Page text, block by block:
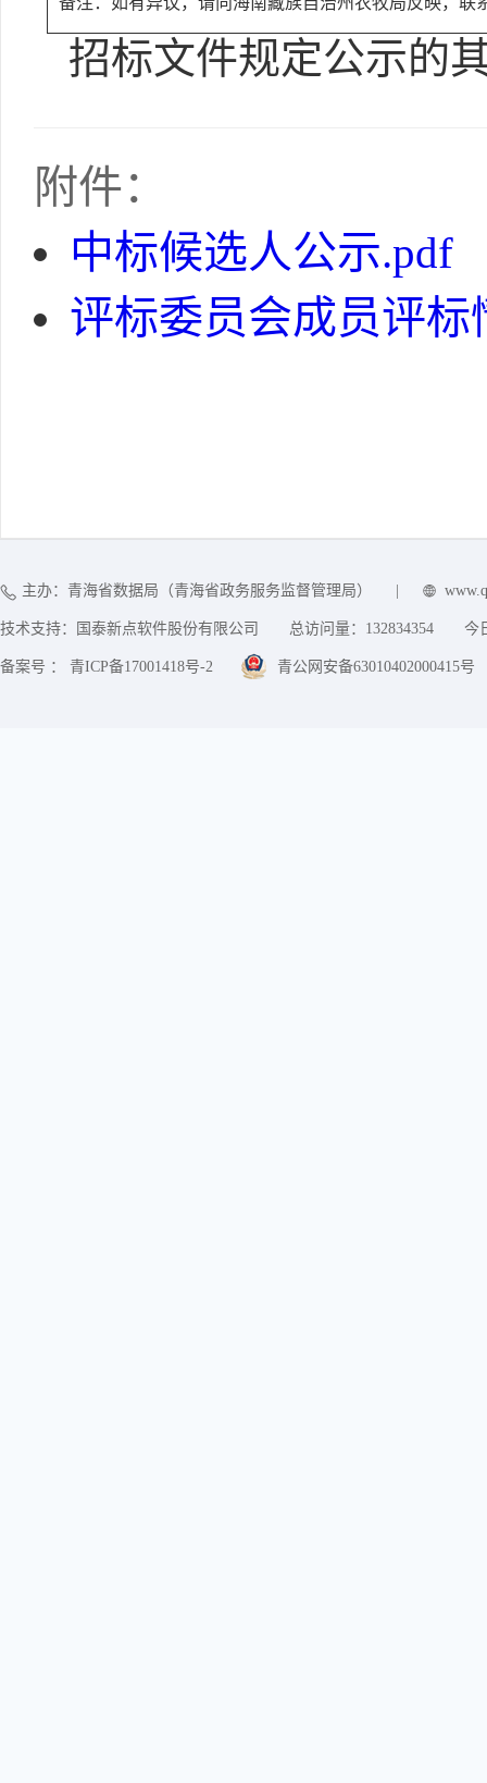
招标文件规定公示的
附件：
中标候选人公示.pdf
评标委员会成员评标
主办：青海省数据局（青海省政务服务监督管理局）
技术支持：国泰新点软件股份有限公司 总访问量： 132834354 今
备案号 ： 青ICP备17001418号-2 青公网安备63010402000415号